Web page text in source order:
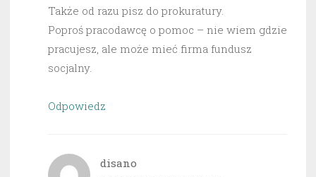
Także od razu pisz do prokuratury.
Poproś pracodawcę o pomoc – nie wiem gdzie
pracujesz, ale może mieć firma fundusz
socjalny.
Odpowiedz
disano